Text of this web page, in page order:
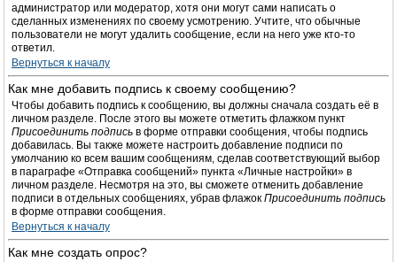
администратор или модератор, хотя они могут сами написать о
сделанных изменениях по своему усмотрению. Учтите, что обычные
пользователи не могут удалить сообщение, если на него уже кто-то
ответил.
Вернуться к началу
Как мне добавить подпись к своему сообщению?
Чтобы добавить подпись к сообщению, вы должны сначала создать её в
личном разделе. После этого вы можете отметить флажком пункт
Присоединить подпись в форме отправки сообщения, чтобы подпись
добавилась. Вы также можете настроить добавление подписи по
умолчанию ко всем вашим сообщениям, сделав соответствующий выбор
в параграфе «Отправка сообщений» пункта «Личные настройки» в
личном разделе. Несмотря на это, вы сможете отменить добавление
подписи в отдельных сообщениях, убрав флажок Присоединить подпись
в форме отправки сообщения.
Вернуться к началу
Как мне создать опрос?